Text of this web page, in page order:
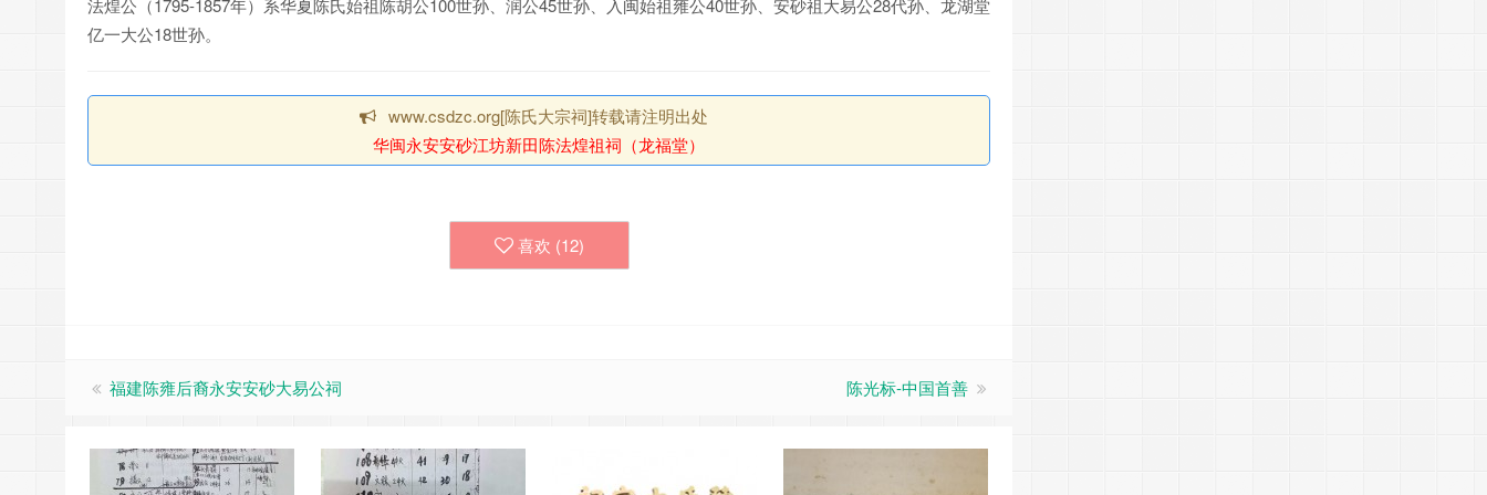
法煌公（1795-1857年）系华夏陈氏始祖陈胡公100世孙、润公45世孙、入闽始祖雍公40世孙、安砂祖大易公28代孙、龙湖堂
亿一大公18世孙。
www.csdzc.org[陈氏大宗祠]转载请注明出处
华闽永安安砂江坊新田陈法煌祖祠（龙福堂）
喜欢 (12)
福建陈雍后裔永安安砂大易公祠 陈光标-中国首善